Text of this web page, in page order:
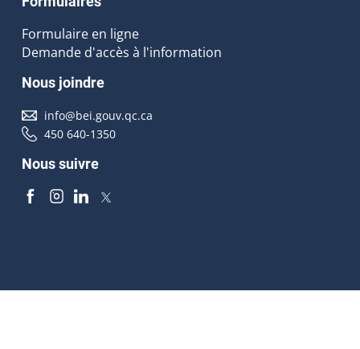
Formulaire en ligne
Demande d'accès à l'information
Nous joindre
info@bei.gouv.qc.ca
450 640-1350
Nous suivre